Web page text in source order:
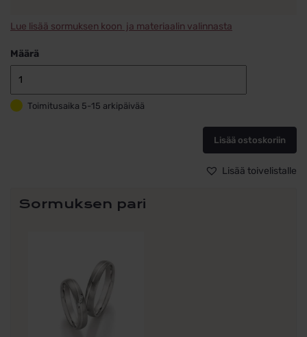
Lue lisää sormuksen koon ja materiaalin valinnasta
Määrä
040,ilman
kiviä
määrä
Toimitusaika 5-15 arkipäivää
Lisää ostoskoriin
Lisää toivelistalle
Sormuksen pari